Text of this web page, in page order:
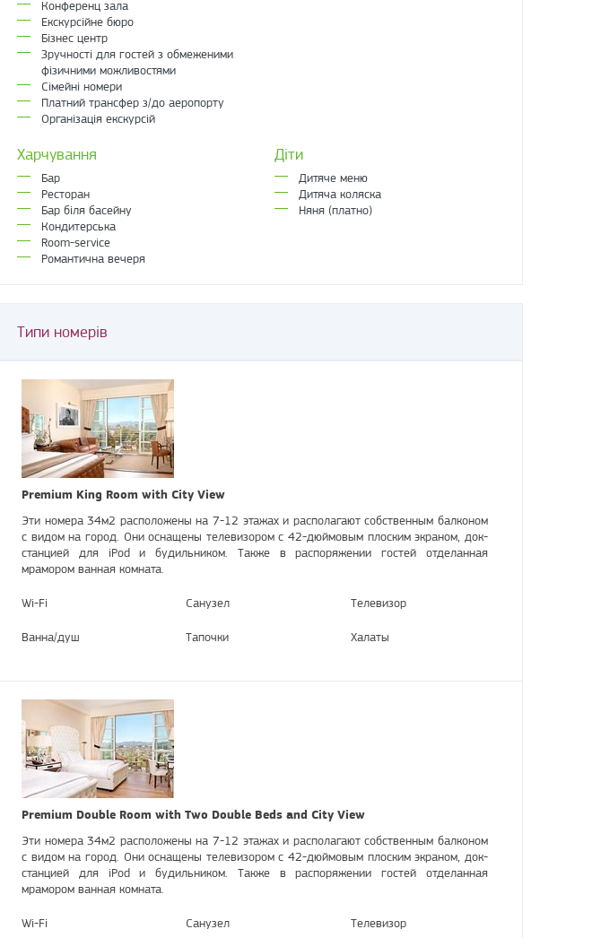
Конференц зала
Екскурсійне бюро
Бізнес центр
Зручності для гостей з обмеженими
фізичними можливостями
Сімейні номери
Платний трансфер з/до аеропорту
Організація екскурсій
Харчування
Бар
Ресторан
Бар біля басейну
Кондитерська
Room-service
Романтична вечеря
Діти
Дитяче меню
Дитяча коляска
Няня (платно)
Типи номерів
Premium King Room with City View
Эти номера 34м2 расположены на 7-12 этажах и располагают собственным балконом
с видом на город. Они оснащены телевизором с 42-дюймовым плоским экраном, док-
станцией для iPod и будильником. Также в распоряжении гостей отделанная
мрамором ванная комната.
Wi-Fi Санузел Телевизор
Ванна/душ Тапочки Халаты
Premium Double Room with Two Double Beds and City View
Эти номера 34м2 расположены на 7-12 этажах и располагают собственным балконом
с видом на город. Они оснащены телевизором с 42-дюймовым плоским экраном, док-
станцией для iPod и будильником. Также в распоряжении гостей отделанная
мрамором ванная комната.
Wi-Fi Санузел Телевизор